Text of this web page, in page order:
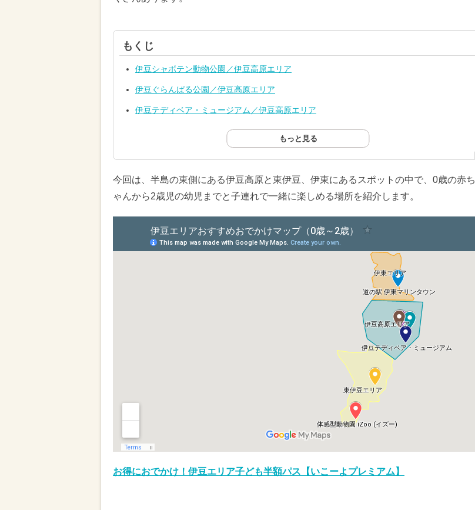
もくじ
伊豆シャボテン動物公園／伊豆高原エリア
伊豆ぐらんぱる公園／伊豆高原エリア
伊豆テディベア・ミュージアム／伊豆高原エリア
もっと見る
今回は、半島の東側にある伊豆高原と東伊豆、伊東にあるスポットの中で、0歳の赤ち
ゃんから2歳児の幼児までと子連れで一緒に楽しめる場所を紹介します。
お得におでかけ！伊豆エリア子ども半額パス【いこーよプレミアム】